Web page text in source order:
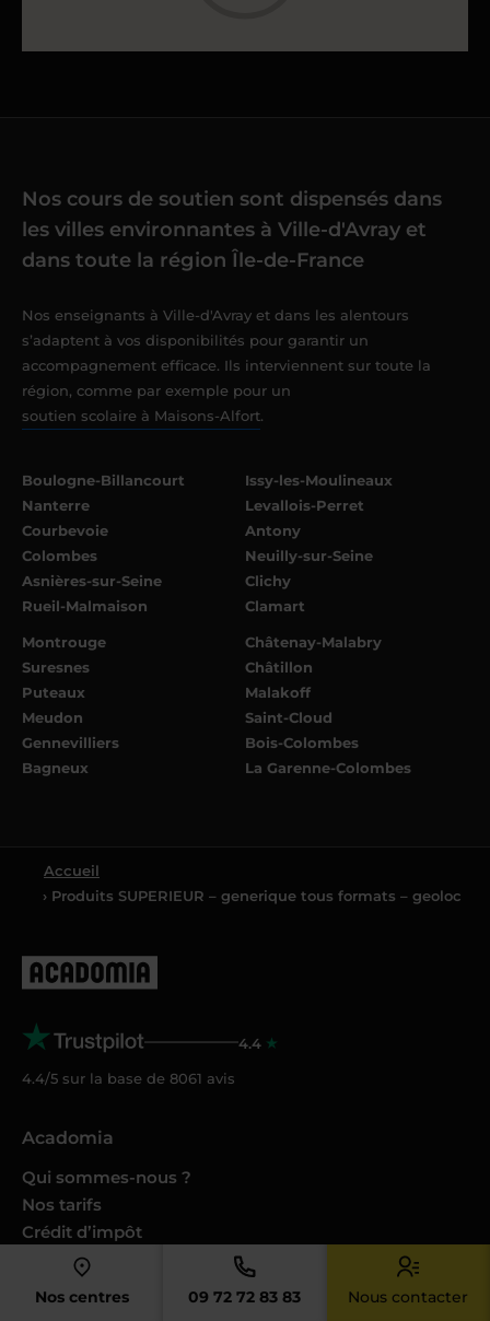
Nos centres 09 72 72 83 83 Nous contacter
Nos cours de soutien sont dispensés dans
les villes environnantes à Ville-d'Avray et
dans toute la région Île-de-France
Nos enseignants à Ville-d'Avray et dans les alentours
s’adaptent à vos disponibilités pour garantir un
accompagnement efficace. Ils interviennent sur toute la
région, comme par exemple pour un
soutien scolaire à Maisons-Alfort.
Boulogne-Billancourt
Nanterre
Courbevoie
Colombes
Asnières-sur-Seine
Rueil-Malmaison
Issy-les-Moulineaux
Levallois-Perret
Antony
Neuilly-sur-Seine
Clichy
Clamart
Montrouge
Suresnes
Puteaux
Meudon
Gennevilliers
Bagneux
Châtenay-Malabry
Châtillon
Malakoff
Saint-Cloud
Bois-Colombes
La Garenne-Colombes
Accueil
› Produits SUPERIEUR – generique tous formats – geoloc
4.4
4.4/5 sur la base de 8061 avis
Acadomia
Qui sommes-nous ?
Nos tarifs
Crédit d’impôt